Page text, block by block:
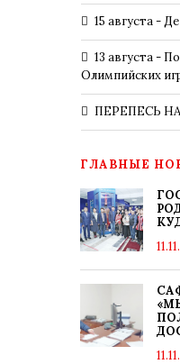
15 августа -
13 августа -
Олимпийских
ПЕРЕПЕСЬ
ГЛАВНЫЕ